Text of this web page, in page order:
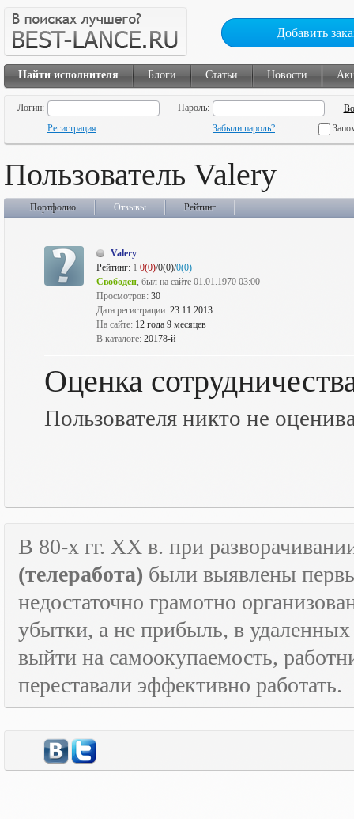
Добавить
Найти исполнителя Блоги Статьи Новости
Логин:
Пароль:
Регистрация
Забыли пароль?
Пользователь Valery
Портфолио Отзывы Рейтинг
Valery
Рейтинг: 1 0(0)/0(0)/0(0)
Свободен, был на сайте 01.01.1970 03:00
Просмотров: 30
Дата регистрации: 23.11.2013
На сайте: 12 года 9 месяцев
В каталоге: 20178-й
Оценка
Пользователя никто не
В 80-х гг. XX в. при
(телеработа) были выявлены
недостаточно грамотно
убытки, а не прибыль, в удаленных
выйти на самоокупаемость,
переставали эффективно работать.